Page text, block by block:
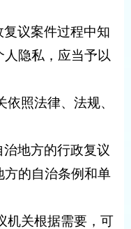
议案件过程中知
隐私，应当予以
照法律、法规、
地方的行政复议
方的自治条例和单
机关根据需要，可